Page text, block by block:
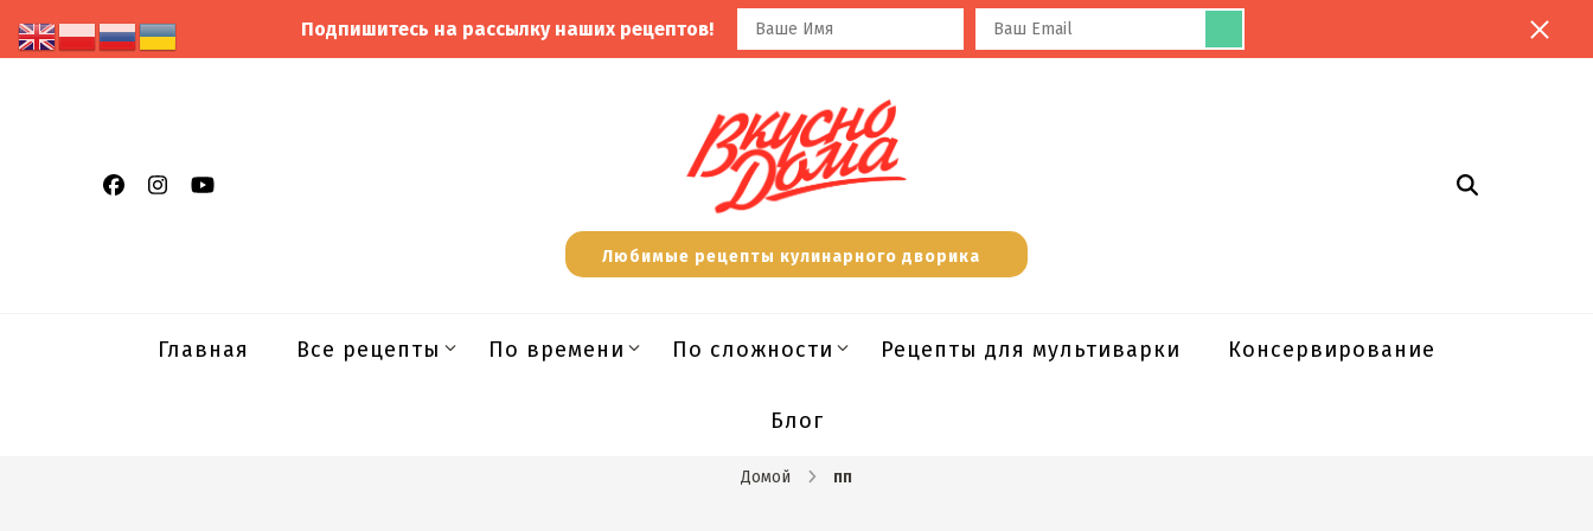
Подпишитесь на рассылку наших рецептов!
Любимые рецепты кулинарного дворика
Главная Все рецепты По времени По сложности Рецепты для мультиварки Консервирование
Блог
Домой пп